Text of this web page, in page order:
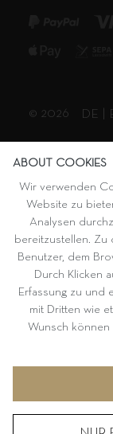
© 2026 DE
ABOUT COOKIES
Wir verwenden
Website zu
Analysen
bereitzustellen. Zu
Benutzer, dem
Durch Klicken
Erfassung zu und
mit Dritten wie
Wunsch können